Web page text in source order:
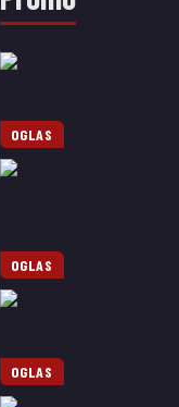
OGLAS
OGLAS
OGLAS